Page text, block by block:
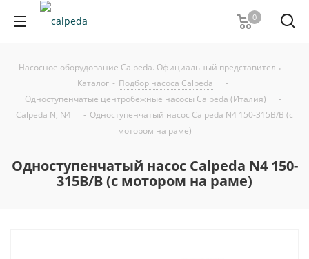
0
Насосное оборудование Calpeda. Официальный представитель -
Каталог - Подбор насоса Calpeda
-
Одноступенчатые центробежные насосы Calpeda (Италия)
-
Calpeda N, N4
- Одноступенчатый насос Calpeda N4 150-315B/B (с
мотором на раме)
Одноступенчатый насос Calpeda N4 150-
315B/B (с мотором на раме)